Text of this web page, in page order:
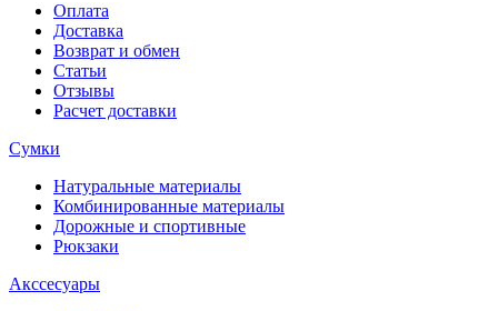
Оплата
Доставка
Возврат и обмен
Статьи
Отзывы
Расчет доставки
Сумки
Натуральные материалы
Комбинированные материалы
Дорожные и спортивные
Рюкзаки
Акссесуары